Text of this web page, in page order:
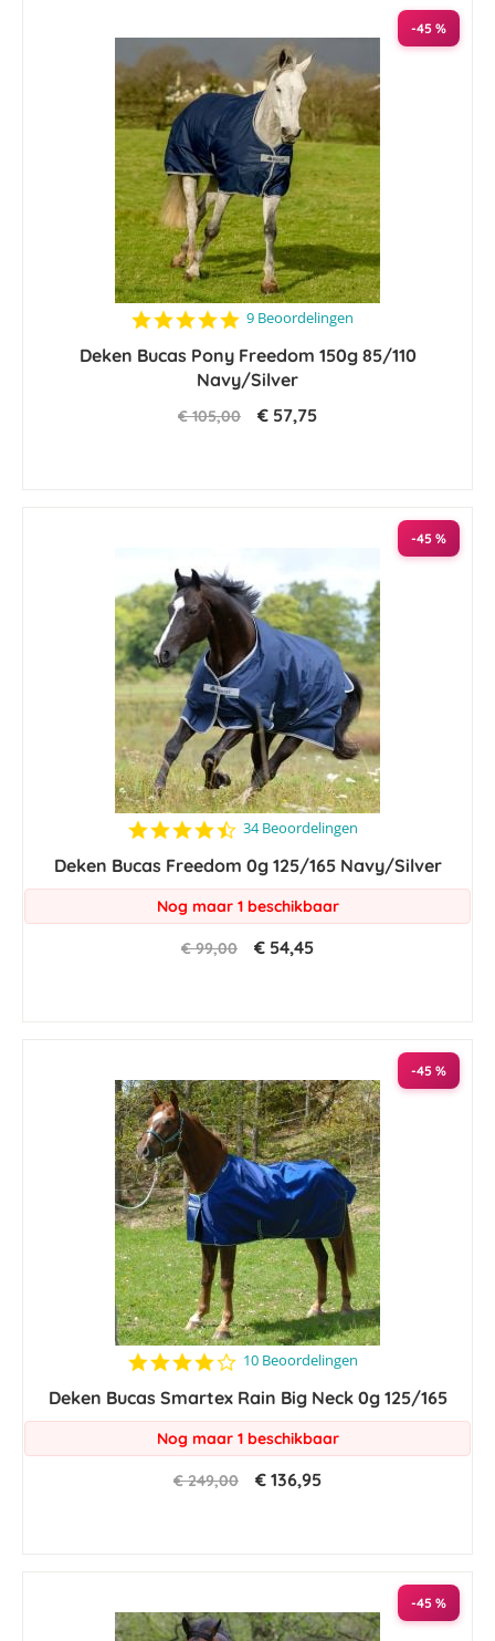
-45 %
4.9
rating
9 Beoordelingen
Deken Bucas Pony Freedom 150g 85/110
Navy/Silver
€ 105,00 € 57,75
-45 %
4.6
rating
34 Beoordelingen
Deken Bucas Freedom 0g 125/165 Navy/Silver
Nog maar 1 beschikbaar
€ 99,00 € 54,45
-45 %
4.1
rating
10 Beoordelingen
Deken Bucas Smartex Rain Big Neck 0g 125/165
Nog maar 1 beschikbaar
€ 249,00 € 136,95
-45 %